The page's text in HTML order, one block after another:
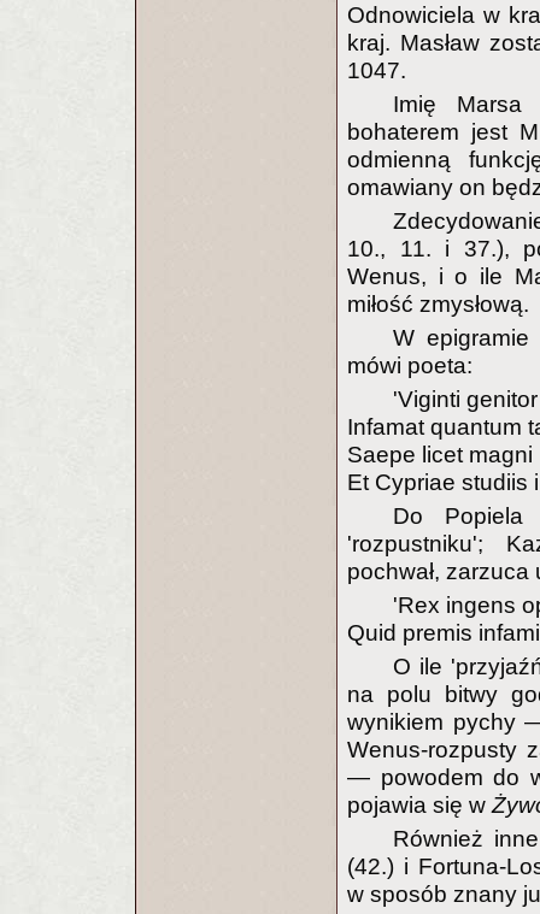
Odnowiciela w
kraj. Masław
1047.
Imię
bohaterem jest
odmienną
omawiany on
10., 11. i 37.),
Wenus, i o ile
miłość zmysłową.
W
mówi poeta:
'Viginti
Infamat quantum
Saepe licet
Et Cypriae studiis
Do
'rozpustniku';
pochwał, zarzuca
'Rex ingens
Quid premis
O ile
na polu bitwy
wynikiem pychy
Wenus-rozpusty
— powodem do
pojawia się w
Również
(42.) i Fortuna-
w sposób znany